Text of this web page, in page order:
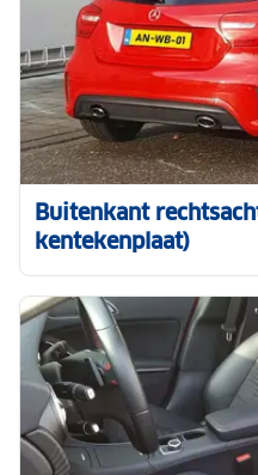
Buitenkant
kentekenplaat)